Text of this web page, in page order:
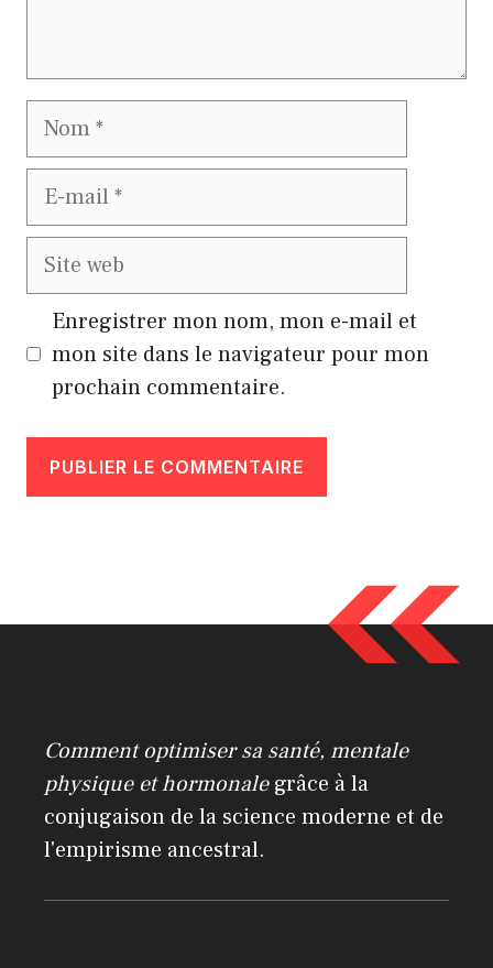
Nom
E-
Site
Enregistrer mon nom, mon e-mail et
mon site dans le navigateur pour mon
prochain commentaire.
e
Comment optimiser sa santé, mentale
physique et hormonalegrâce à la
conjugaison de la science moderne et de
l'empirisme ancestral.